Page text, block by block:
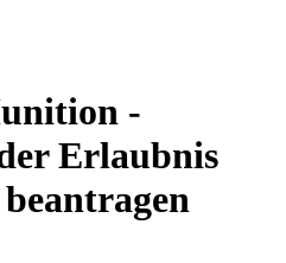
-
Erlaubnis